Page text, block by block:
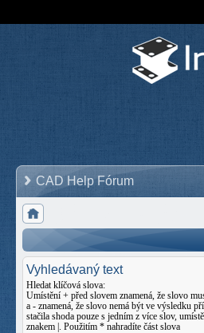
CAD Help Fórum
Vyhledávaný text
Hledat klíčová slova:
Umístění + před slovem znamená, že slovo
a - znamená, že slovo nemá být ve výsledku
stačila shoda pouze s jedním z více slov,
znakem . Použitím * nahradíte část slova